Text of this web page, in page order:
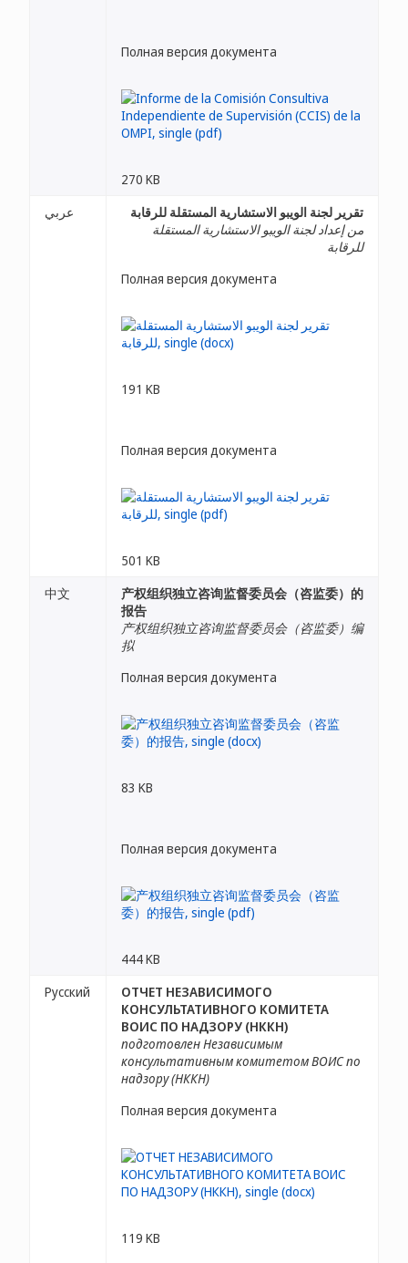
Полная версия документа
270 KB
عربي
تقرير لجنة الويبو الاستشارية المستقلة للرقابة
من إعداد لجنة الويبو الاستشارية المستقلة
للرقابة
Полная версия документа
191 KB
Полная версия документа
501 KB
中文
产权组织独立咨询监督委员会（咨监委）的
报告
产权组织独立咨询监督委员会（咨监委）编
拟
Полная версия документа
83 KB
Полная версия документа
444 KB
Русский
ОТЧЕТ НЕЗАВИСИМОГО
КОНСУЛЬТАТИВНОГО КОМИТЕТА
ВОИС ПО НАДЗОРУ (НККН)
подготовлен Независимым
консультативным комитетом ВОИС по
надзору (НККН)
Полная версия документа
119 KB